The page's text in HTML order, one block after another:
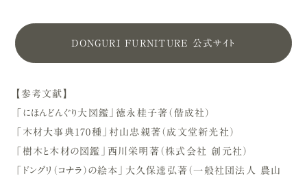
DONGURI FURNITURE 公式サイト
【参考文献】
「にほんどんぐり大図鑑」徳永桂子著（偕成社）
「木材大事典170種」村山忠親著（成文堂新光社）
「樹木と木材の図鑑」西川栄明著（株式会社 創元社）
「ドングリ（コナラ）の絵本」大久保達弘著（一般社団法人 農山